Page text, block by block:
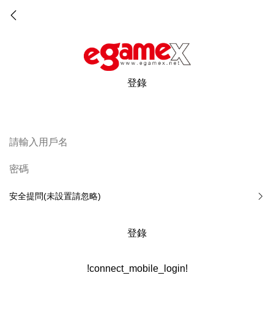
登錄
安全提問(未設置請忽略)
登錄
!connect_mobile_login!